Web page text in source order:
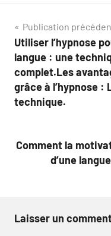
Navigation
de
l’article
Publication
Utiliser l’hypnose
langue : une
complet.Les
grâce à l’hypnose
technique.
Comment la
d’une
Laisser un